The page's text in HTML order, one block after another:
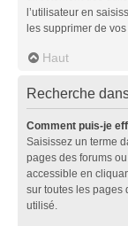
l’utilisateur en
les supprimer de
Haut
Recherche
Comment puis-je
Saisissez un terme
pages des forums
accessible en
sur toutes les pages
utilisé.